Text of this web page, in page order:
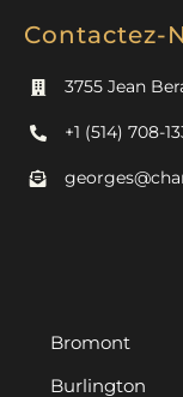
Contactez-
3755 Jean
+1 (514) 708-
Bromont
Burlington